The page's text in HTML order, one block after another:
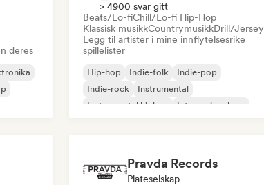
deres
> 4900 svar gitt
Beats/Lo-fiChill/Lo-fi Hip-Hop
Klassisk musikkCountrymusikkDrill/Jersey
Legg til artister i mine innflytelsesrike
spillelister
Hip-hop Indie-folk
Indie-pop
Indie-rock
Instrumental
Instrumental hiphop
Internasjonal rap
Pravda Records
Plateselskap